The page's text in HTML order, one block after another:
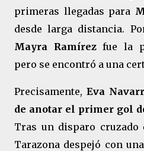
primeras llegadas para
desde larga distancia.
Mayra Ramírezfue la
pero se encontró a una
Precisamente, Eva
de anotar el primer gol
Tras un disparo cruzado
Tarazona despejó con